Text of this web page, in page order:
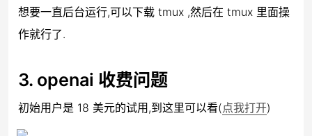
想要一直后台运行,可以下载 tmux ,然后在 tmux 里面操
作就行了.
3. openai 收费问题
初始用户是 18 美元的试用,到这里可以看(点我打开)